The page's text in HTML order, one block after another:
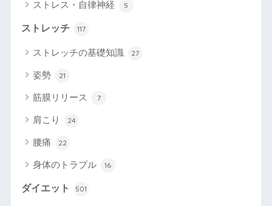
ストレス・自律神経 5
ストレッチ 117
ストレッチの基礎知識 27
姿勢 21
筋膜リリース 7
肩こり 24
腰痛 22
身体のトラブル 16
ダイエット 501